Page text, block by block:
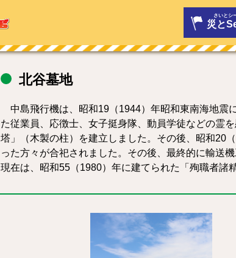
災と
北谷墓地
中島飛行機は、昭和19（1944）年昭和東南海地震
た従業員、応徴士、女子挺身隊、動員学徒などの霊
塔」（木製の柱）を建立しました。その後、昭和20
った方々が合祀されました。その後、最終的に輸送
現在は、昭和55（1980）年に建てられた「殉職者諸